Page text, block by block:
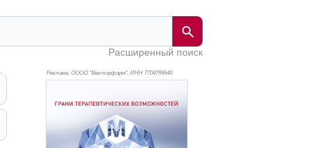
Расширенный поиск
Реклама. ОООО "Векторфарм", ИНН 7704799640